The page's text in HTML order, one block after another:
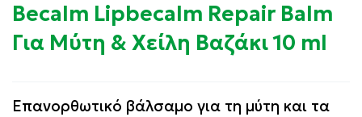
Becalm Lipbecalm Repair Balm
Για Μύτη & Χείλη Βαζάκι 10 ml
Επανορθωτικό βάλσαμο για τη μύτη και τα